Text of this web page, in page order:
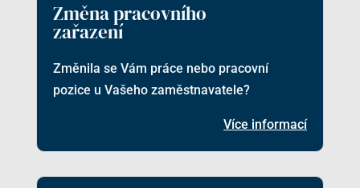
Změna pracovního
zařazení
Změnila se Vám práce nebo pracovní
pozice u Vašeho zaměstnavatele?
Více informací